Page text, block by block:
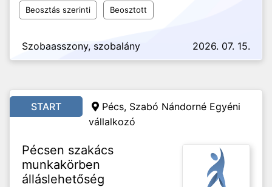
Beosztás szerinti Beosztott
Szobaasszony, szobalány 2026. 07. 15.
START
Pécs, Szabó Nándorné Egyéni
vállalkozó
Pécsen szakács
munkakörben
álláslehetőség